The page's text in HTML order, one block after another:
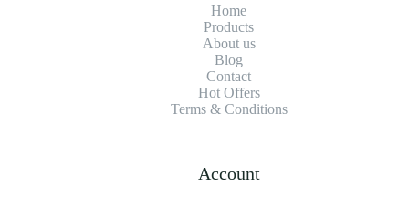
Home
Products
About us
Blog
Contact
Hot Offers
Terms & Conditions
Account